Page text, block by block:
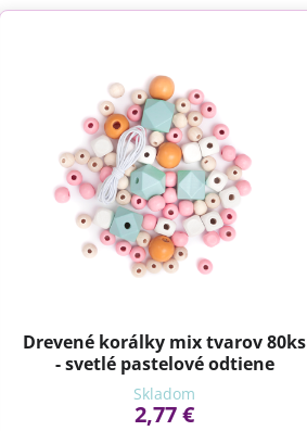
Drevené korálky mix tvarov 80ks
- svetlé pastelové odtiene
Skladom
2,77 €